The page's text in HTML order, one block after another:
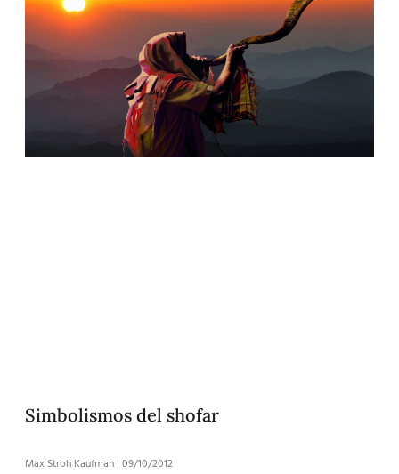
Simbolismos del shofar
Max Stroh Kaufman 09/10/2012